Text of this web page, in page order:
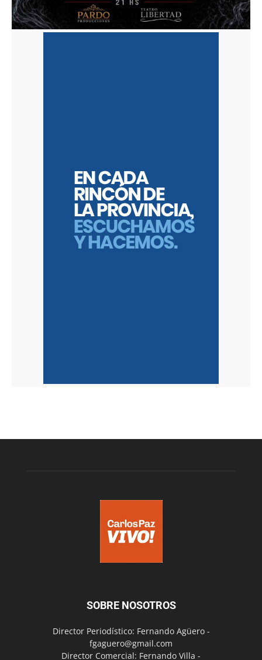
SOBRE NOSOTROS
Director Periodístico: Fernando Agüero -
fgaguero@gmail.com
Director Comercial: Fernando Villa -